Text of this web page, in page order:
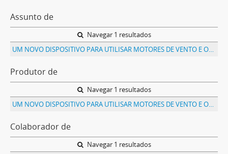
Assunto de
Navegar 1 resultados
UM NOVO DISPOSITIVO PARA UTILISAR MOTORES DE VENTO E OUTROS MOTORES DE FORÇA VARIAVEL APPLICAVEIS A BOMBAS DE FLUIDOS
Produtor de
Navegar 1 resultados
UM NOVO DISPOSITIVO PARA UTILISAR MOTORES DE VENTO E OUTROS MOTORES DE FORÇA VARIAVEL APPLICAVEIS A BOMBAS DE FLUIDOS
Colaborador de
Navegar 1 resultados